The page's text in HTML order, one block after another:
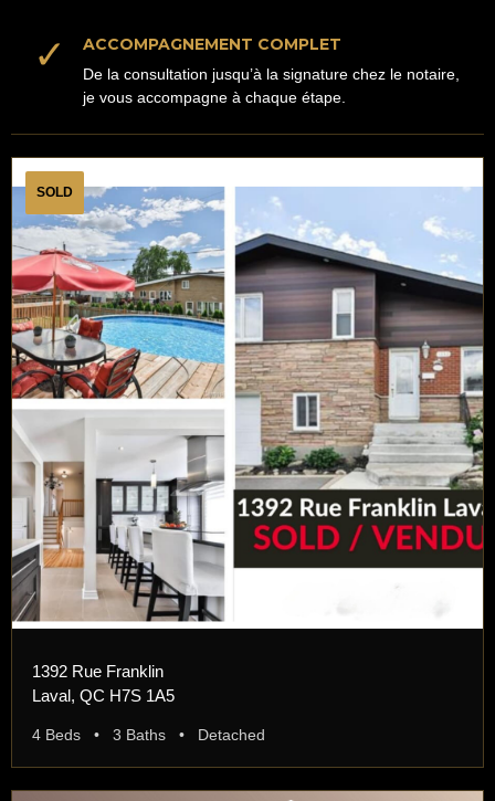
✓ ACCOMPAGNEMENT COMPLET
De la consultation jusqu’à la signature chez le notaire,
je vous accompagne à chaque étape.
SOLD
1392 Rue Franklin
Laval, QC H7S 1A5
4 Beds • 3 Baths • Detached